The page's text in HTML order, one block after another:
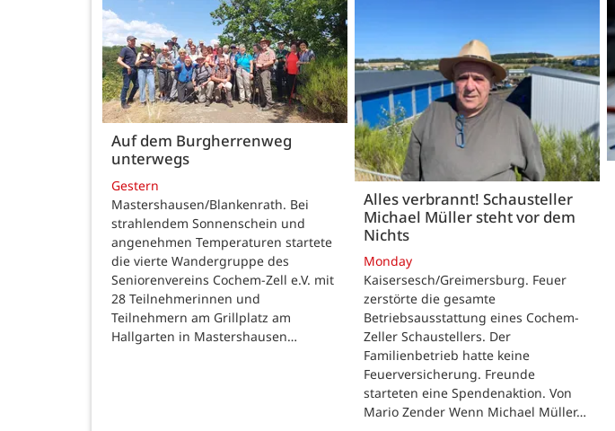
Auf dem Burgherrenweg
unterwegs
Gestern
Mastershausen/Blankenrath. Bei
strahlendem Sonnenschein und
angenehmen Temperaturen startete
die vierte Wandergruppe des
Seniorenvereins Cochem-Zell e.V. mit
28 Teilnehmerinnen und
Teilnehmern am Grillplatz am
Hallgarten in Mastershausen…
Alles verbrannt! Schausteller
Michael Müller steht vor dem
Nichts
Monday
Kaisersesch/Greimersburg. Feuer
zerstörte die gesamte
Betriebsausstattung eines Cochem-
Zeller Schaustellers. Der
Familienbetrieb hatte keine
Feuerversicherung. Freunde
starteten eine Spendenaktion. Von
Mario Zender Wenn Michael Müller…